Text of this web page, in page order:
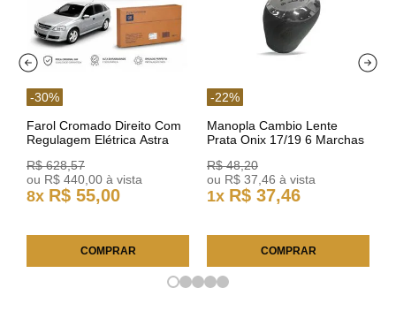
-30%
Farol Cromado Direito Com
Regulagem Elétrica Astra
R$ 628,57
ou R$ 440 00 à vista
8x R$ 55,00
COMPRAR
-22%
Manopla Cambio Lente
Prata Onix 17/19 6 Marchas
R$ 48,20
ou R$ 37 46 à vista
1x R$ 37,46
COMPRAR